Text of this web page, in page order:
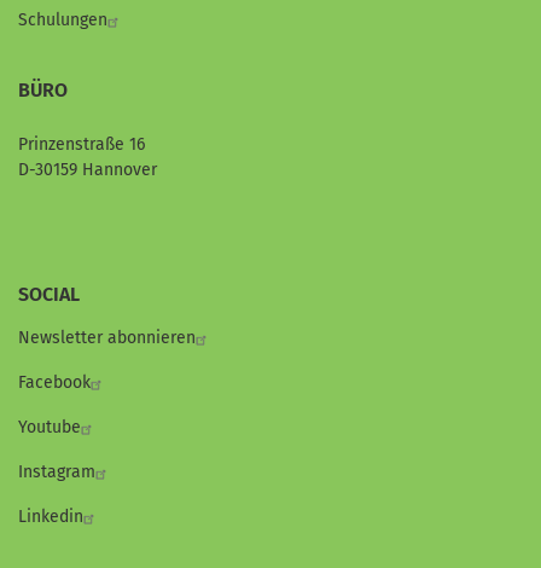
Schulungen
BÜRO
Prinzenstraße 16
D-30159 Hannover
SOCIAL
Newsletter abonnieren
Facebook
Youtube
Instagram
Linkedin